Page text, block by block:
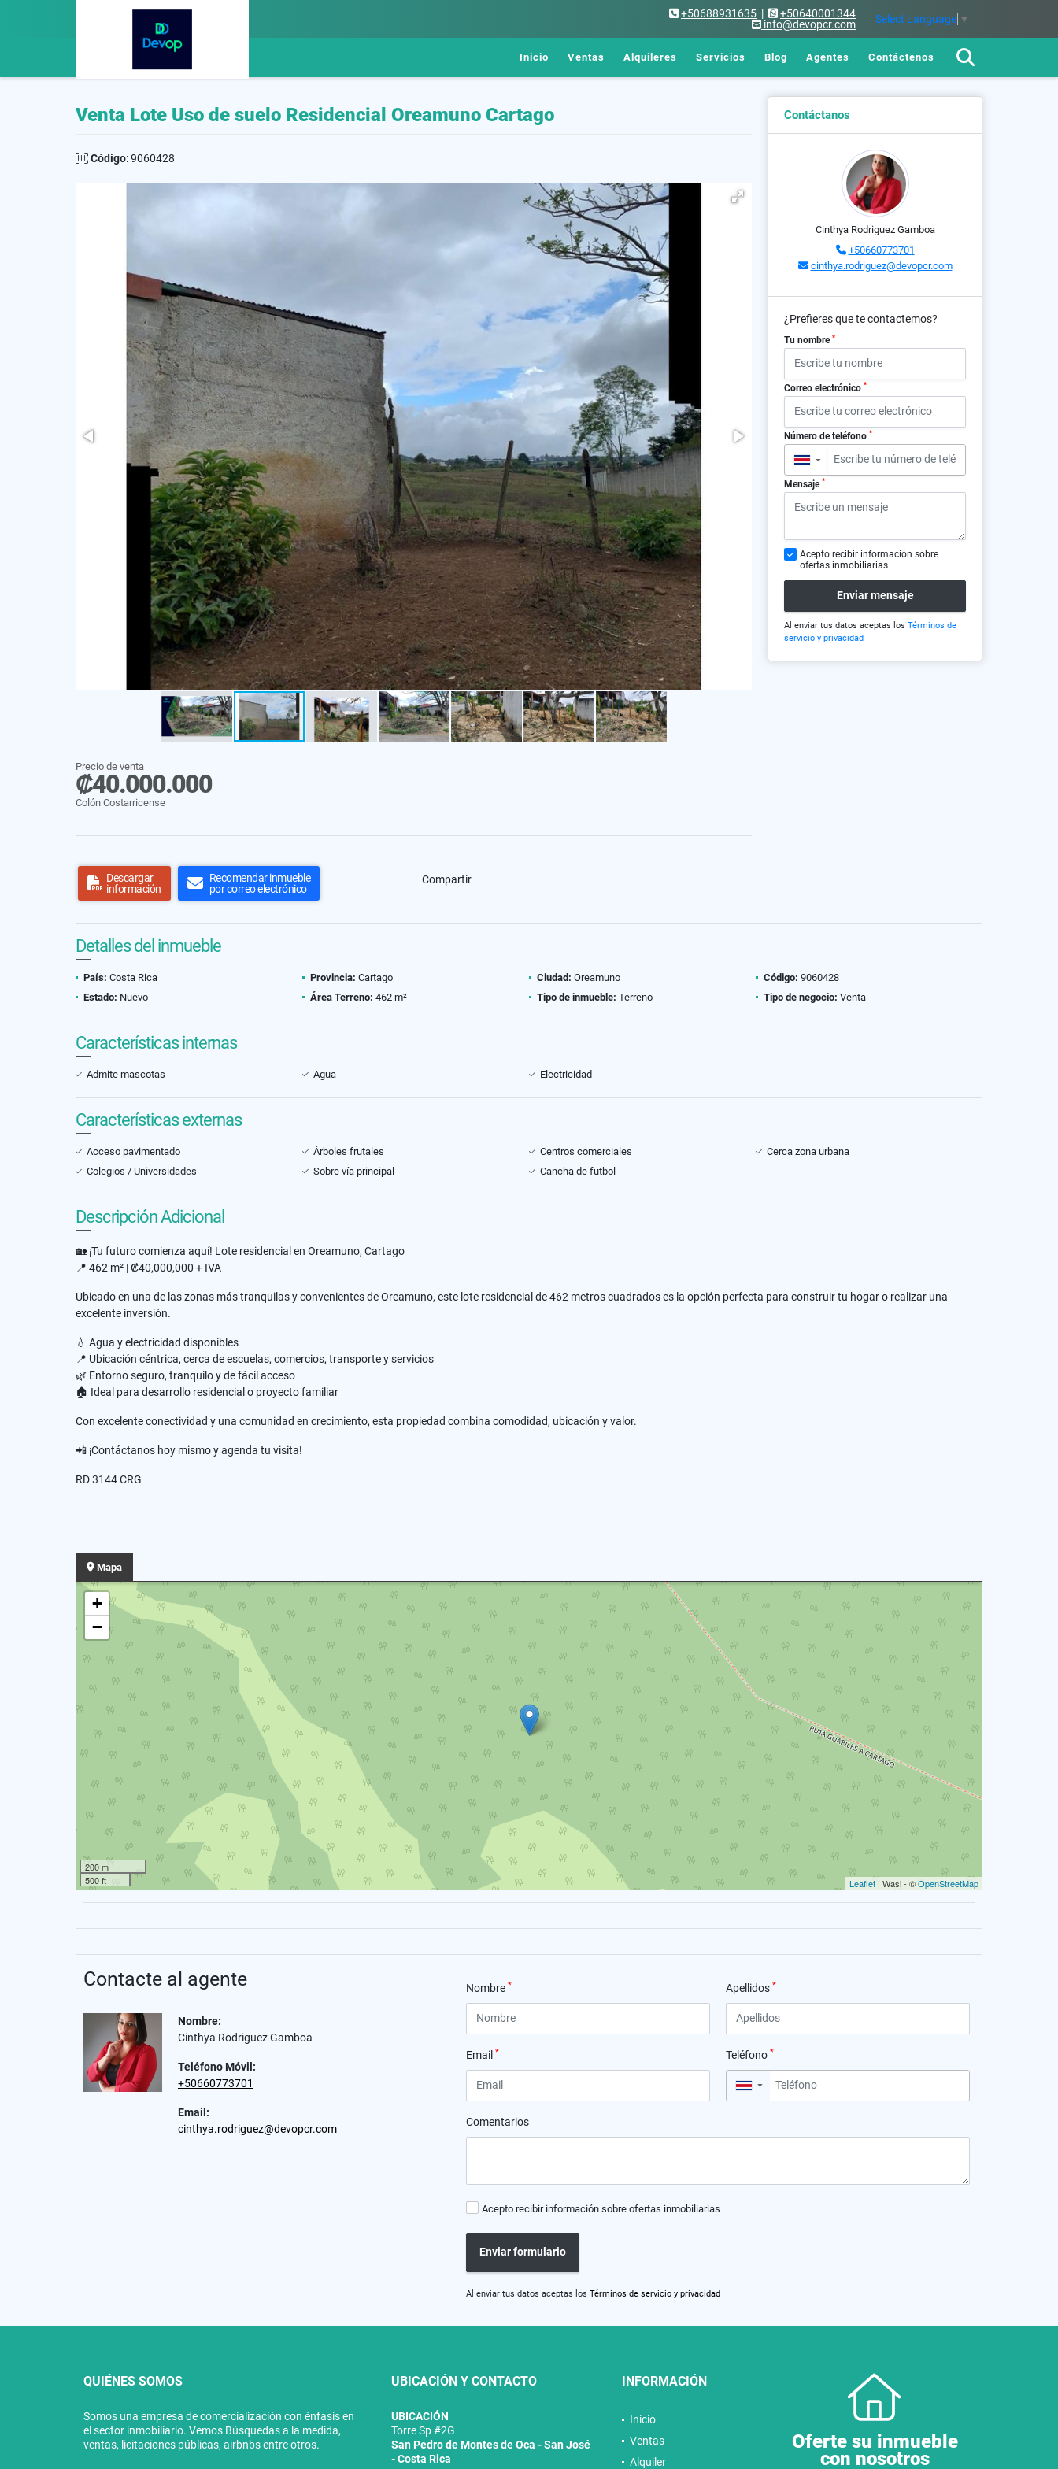
+50688931635 |
+50640001344
info@devopcr.com
Select Language ▼
Inicio Ventas Alquileres Servicios Blog Agentes Contáctenos
Venta Lote Uso de suelo Residencial Oreamuno Cartago
Código: 9060428
Precio de venta
₡40.000.000
Colón Costarricense
Descargar
información
Recomendar inmueble
por correo electrónico
Compartir
Contáctanos
Cinthya Rodriguez Gamboa
+50660773701
cinthya.rodriguez@devopcr.com
¿Prefieres que te contactemos?
Tu nombre *
Correo electrónico *
Número de teléfono *
▼
Mensaje *
Acepto recibir información sobre
ofertas inmobiliarias
Enviar mensaje
Al enviar tus datos aceptas los Términos de
servicio y privacidad
Detalles del inmueble
País: Costa Rica Provincia: Cartago Ciudad: Oreamuno Código: 9060428
Estado: Nuevo Área Terreno: 462 m² Tipo de inmueble: Terreno Tipo de negocio: Venta
Características internas
Admite mascotas Agua Electricidad
Características externas
Acceso pavimentado Árboles frutales Centros comerciales
Cerca zona urbana
Colegios / Universidades
Sobre vía principal Cancha de futbol
Descripción Adicional
🏡 ¡Tu futuro comienza aquí! Lote residencial en Oreamuno, Cartago
📍 462 m² | ₡40,000,000 + IVA
Ubicado en una de las zonas más tranquilas y convenientes de Oreamuno, este lote residencial de 462 metros cuadrados es la opción perfecta para construir tu hogar o realizar una
excelente inversión.
💧 Agua y electricidad disponibles
📍 Ubicación céntrica, cerca de escuelas, comercios, transporte y servicios
🌿 Entorno seguro, tranquilo y de fácil acceso
🏠 Ideal para desarrollo residencial o proyecto familiar
Con excelente conectividad y una comunidad en crecimiento, esta propiedad combina comodidad, ubicación y valor.
📲 ¡Contáctanos hoy mismo y agenda tu visita!
RD 3144 CRG
Mapa
+
−
200 m
500 ft
Leaflet | Wasi - ©OpenStreetMap
Contacte al agente
Nombre:
Cinthya Rodriguez Gamboa
Teléfono Móvil:
+50660773701
Email:
cinthya.rodriguez@devopcr.com
Nombre * Apellidos *
Email * Teléfono *
▼
Comentarios
Acepto recibir información sobre ofertas inmobiliarias
Enviar formulario
Al enviar tus datos aceptas los Términos de servicio y privacidad
QUIÉNES SOMOS
Somos una empresa de comercialización con énfasis en
el sector inmobiliario. Vemos Búsquedas a la medida,
ventas, licitaciones públicas, airbnbs entre otros.
UBICACIÓN Y CONTACTO
UBICACIÓN
Torre Sp #2G
San Pedro de Montes de Oca - San José
- Costa Rica
INFORMACIÓN
Inicio
Ventas
Alquiler
Oferte su inmueble
con nosotros